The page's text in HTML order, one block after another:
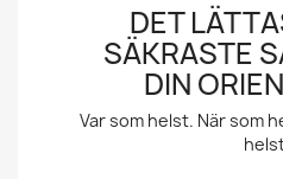
DET
SÄKRASTE
DIN
Var som helst. När som